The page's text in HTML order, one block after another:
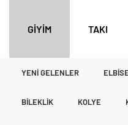
GİYİM TAKI
YENI GELENLER ELBISE
BILEKLIK KOLYE